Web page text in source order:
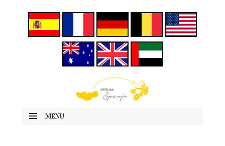
Vertrek naar Spanje
MENU